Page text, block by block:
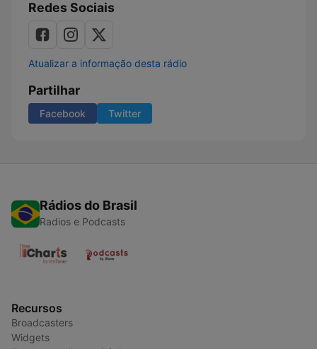
Redes Sociais
Atualizar a informação desta rádio
Partilhar
Facebook Twitter
Rádios do Brasil
Radios e Podcasts
Recursos
Broadcasters
Widgets